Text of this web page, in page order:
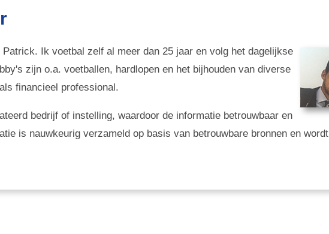
Ik voetbal zelf al meer dan 25 jaar en volg het dagelijkse
zijn o.a. voetballen, hardlopen en het bijhouden van diverse
financieel professional.
bedrijf of instelling, waardoor de informatie betrouwbaar en
is nauwkeurig verzameld op basis van betrouwbare bronnen en wordt